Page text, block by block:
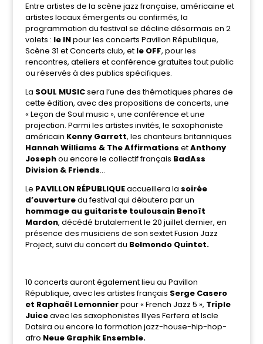
Entre artistes de la scène jazz française, américaine et
artistes locaux émergents ou confirmés, la
programmation du festival se décline désormais en 2
volets : le INpour les concerts Pavillon République,
Scène 31 et Concerts club, et le OFF, pour les
rencontres, ateliers et conférence gratuites tout public
ou réservés à des publics spécifiques.
La SOUL MUSICsera l’une des thématiques phares de
cette édition, avec des propositions de concerts, une
« Leçon de Soul music », une conférence et une
projection. Parmi les artistes invités, le saxophoniste
américain Kenny Garrett, les chanteurs britanniques
Hannah Williams & The Affirmations etAnthony
Josephou encore le collectif français BadAss
Division & Friends…
Le PAVILLON RÉPUBLIQUEaccueillera la soirée
d’ouverturedu festival qui débutera par un
hommage au guitariste toulousain Benoît
Mardon, décédé brutalement le 20 juillet dernier, en
présence des musiciens de son sextet Fusion Jazz
Project, suivi du concert du Belmondo Quintet.
10 concerts auront également lieu au Pavillon
République, avec les artistes français Serge Casero
et Raphaël Lemonnierpour « French Jazz 5 », Triple
Juiceavec les saxophonistes Illyes Ferfera et Iscle
Datsira ou encore la formation jazz-house-hip-hop-
afro Neue Graphik Ensemble.